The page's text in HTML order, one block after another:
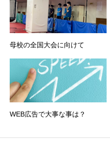
母校の全国大会に向けて
WEB広告で大事な事は？